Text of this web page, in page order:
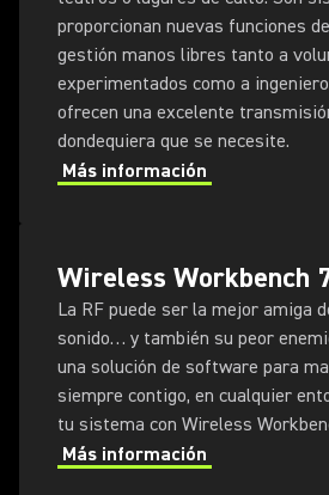
proporcionan nuevas funciones
gestión manos libres tanto a
experimentados como a
ofrecen una excelente
dondequiera que se necesite.
Más información
Wireless Workbench
La RF puede ser la mejor amiga
sonido… y también su peor
una solución de software para
siempre contigo, en cualquier
tu sistema con Wireless
Más información